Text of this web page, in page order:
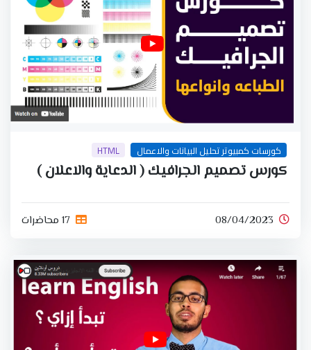
كورسات كمبيوتر تحليل البيانات والاعمال HTML
كورس تصميم الجرافيك ( الدعاية والاعلان )
08/04/2023 17 محاضرات